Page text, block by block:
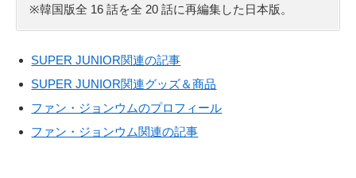
※韓国版全 16 話を全 20 話に再編集した日本版。
SUPER JUNIOR関連の記事
SUPER JUNIOR関連グッズ＆商品
ファン・ジョンウムのプロフィール
ファン・ジョンウム関連の記事